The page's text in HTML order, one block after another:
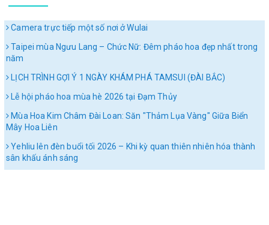
Camera trực tiếp một số nơi ở Wulai
Taipei mùa Ngưu Lang – Chức Nữ: Đêm pháo hoa đẹp nhất trong
năm
LỊCH TRÌNH GỢI Ý 1 NGÀY KHÁM PHÁ TAMSUI (ĐÀI BẮC)
Lễ hội pháo hoa mùa hè 2026 tại Đạm Thủy
Mùa Hoa Kim Châm Đài Loan: Săn "Thảm Lụa Vàng" Giữa Biển
Mây Hoa Liên
Yehliu lên đèn buổi tối 2026 – Khi kỳ quan thiên nhiên hóa thành
sân khấu ánh sáng